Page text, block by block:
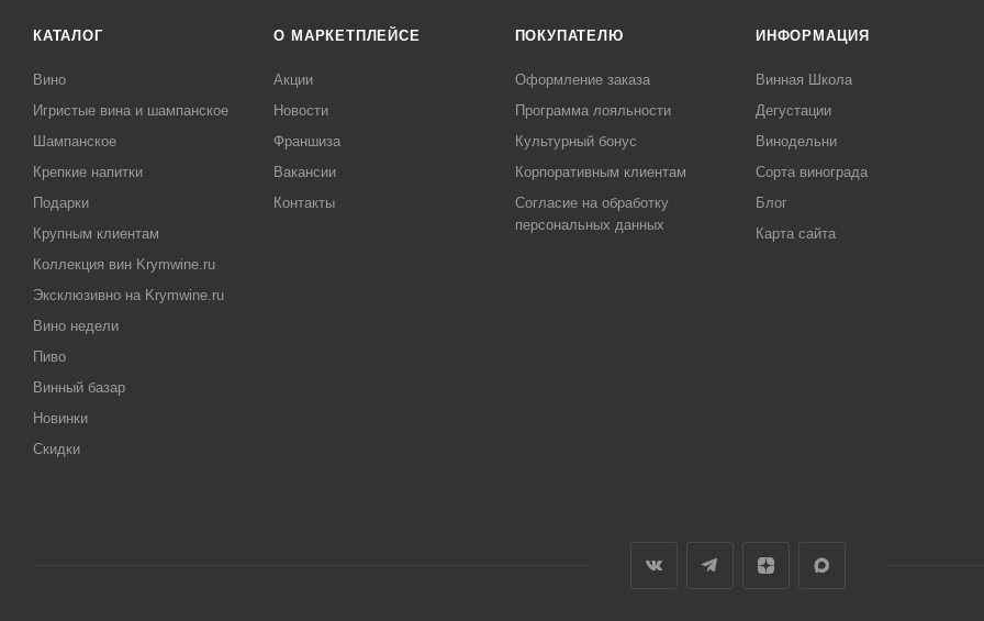
КАТАЛОГ
Вино
Игристые вина и шампанское
Шампанское
Крепкие напитки
Подарки
Крупным клиентам
Коллекция вин Krymwine.ru
Эксклюзивно на Krymwine.ru
Вино недели
Пиво
Винный базар
Новинки
Скидки
О МАРКЕТПЛЕЙСЕ
Акции
Новости
Франшиза
Вакансии
Контакты
ПОКУПАТЕЛЮ
Оформление заказа
Программа лояльности
Культурный бонус
Корпоративным клиентам
Согласие на обработку
персональных данных
ИНФОРМАЦИЯ
Винная Школа
Дегустации
Винодельни
Сорта винограда
Блог
Карта сайта